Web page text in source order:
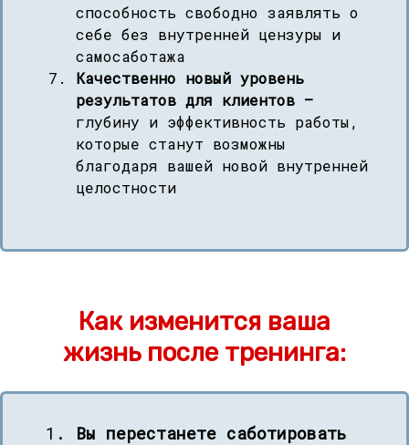
способность свободно заявлять о
себе без внутренней цензуры и
самосаботажа
Качественно новый уровень
результатов для клиентов —
глубину и эффективность работы,
которые станут возможны
благодаря вашей новой внутренней
целостности
Как изменится ваша
жизнь после тренинга:
Вы перестанете саботировать